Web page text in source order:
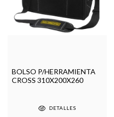
BOLSO P/HERRAMIENTA
CROSS 310X200X260
DETALLES